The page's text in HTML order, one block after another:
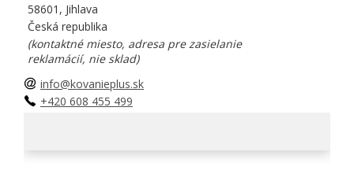
58601, Jihlava
Česká republika
(kontaktné miesto, adresa pre zasielanie
reklamácií, nie sklad)
info@kovanieplus.sk
+420 608 455 499